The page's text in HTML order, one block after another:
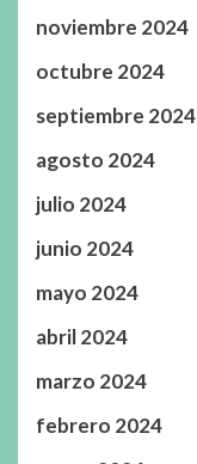
noviembre 2024
octubre 2024
septiembre 2024
agosto 2024
julio 2024
junio 2024
mayo 2024
abril 2024
marzo 2024
febrero 2024